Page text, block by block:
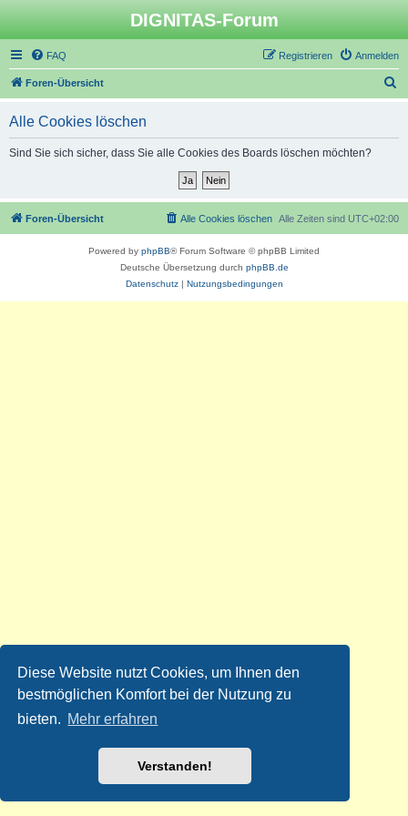
Diese Website nutzt Cookies, um Ihnen den
bestmöglichen Komfort bei der Nutzung zu
bieten. Mehr erfahren
Verstanden!
DIGNITAS-Forum
FAQ Anmelden
Registrieren
Foren-Übersicht
Alle Cookies löschen
Sind Sie sich sicher, dass Sie alle Cookies des Boards löschen möchten?
Foren-Übersicht Alle Zeiten sind UTC+02:00
Alle Cookies löschen
Powered by phpBB® Forum Software © phpBB Limited
Deutsche Übersetzung durch phpBB.de
Datenschutz| Nutzungsbedingungen